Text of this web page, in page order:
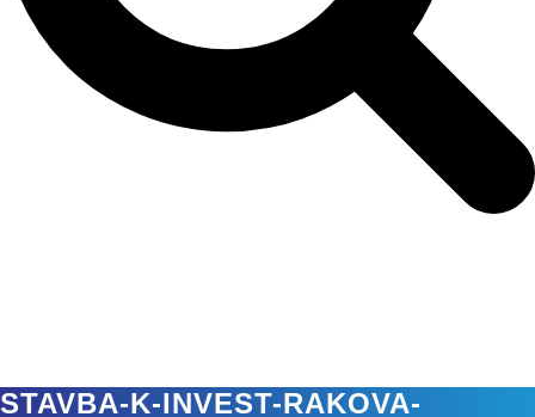
STAVBA-K-INVEST-RAKOVA-